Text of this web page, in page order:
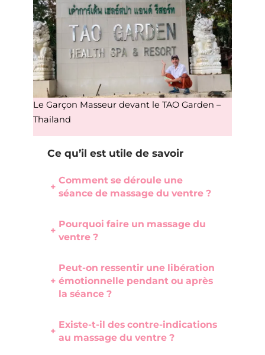
Le Garçon Masseur devant le TAO Garden –
Thailand
Ce qu’il est utile de savoir
+
Comment se déroule une
séance de massage du ventre ?
+
Pourquoi faire un massage du
ventre ?
+
Peut-on ressentir une libération
émotionnelle pendant ou après
la séance ?
+
Existe-t-il des contre-indications
au massage du ventre ?